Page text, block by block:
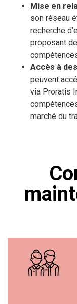
Mise en
son réseau
recherche
proposant
Accès à
peuvent
via Proratis
marché du